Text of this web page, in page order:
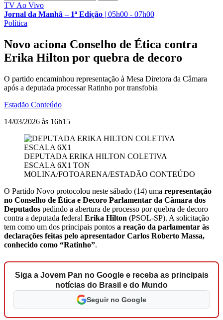
TV Ao Vivo
Jornal da Manhã – 1ª Edição | 05h00 - 07h00
Política
Novo aciona Conselho de Ética contra
Erika Hilton por quebra de decoro
O partido encaminhou representação à Mesa Diretora da Câmara
após a deputada processar Ratinho por transfobia
Estadão Conteúdo
14/03/2026 às 16h15
DEPUTADA ERIKA HILTON COLETIVA
ESCALA 6X1 TON
MOLINA/FOTOARENA/ESTADÃO CONTEÚDO
O Partido Novo protocolou neste sábado (14) uma representação
no Conselho de Ética e Decoro Parlamentar da Câmara dos
Deputados pedindo a abertura de processo por quebra de decoro
contra a deputada federal Erika Hilton (PSOL-SP). A solicitação
tem como um dos principais pontos a reação da parlamentar às
declarações feitas pelo apresentador Carlos Roberto Massa,
conhecido como “Ratinho”.
Siga a Jovem Pan no Google e receba as principais
notícias do Brasil e do Mundo
Seguir no Google